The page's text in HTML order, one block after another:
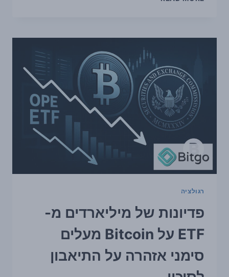
על
BITCOIN
מעלות
שאלות
על
הסיכון
בשוק
רגולציה
פדיונות של מיליארדים מ-
ETF על Bitcoin מעלים
סימני אזהרה על התיאבון